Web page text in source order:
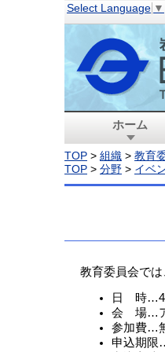
Select Language ▼
ホーム
TOP > 組織 > 教育
TOP > 分野 > イベ
教育委員会で
日 時…4
会 場…ア
参加費…
申込期限